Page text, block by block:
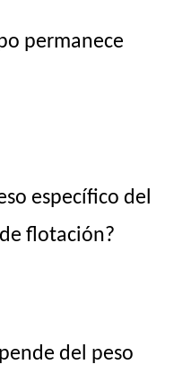
permanece
específico del
flotación?
del peso